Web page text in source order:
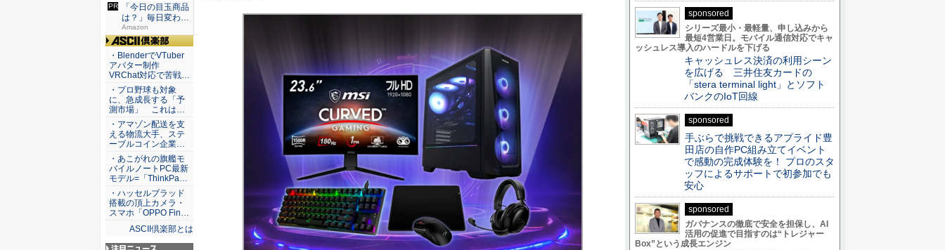
「今日の目玉商品
は？」毎日変わる
Amaz...
Amazon
ASCII倶楽部
・BlenderでVTuber
アバター制作
VRChat対応で苦戦…
・プロ野球も対象
に、急成長する「予
測市場」 これは…
・アマゾン配送を支
える物流大手、ステ
ーブルコイン企業…
・あこがれの旗艦モ
バイルノートPC最新
モデル=「ThinkPa…
・ハッセルブラッド
搭載の頂上カメラ・
スマホ「OPPO Fin…
ASCII倶楽部とは
sponsored
シリーズ最小・最軽量、申し込みから
最短4営業日。モバイル通信対応でキャ
ッシュレス導入のハードルを下げる
キャッシュレス決済の利用シーン
を広げる 三井住友カードの
「stera terminal light」とソフト
バンクのIoT回線
sponsored
手ぶらで挑戦できるアプライド豊
田店の自作PC組み立てイベント
で感動の完成体験を！ プロのスタ
ッフによるサポートで初参加でも
安心
sponsored
ガバナンスの徹底で安全を担保し、AI
活用の促進で目指すのは“トレジャー
Box”という成長エンジン